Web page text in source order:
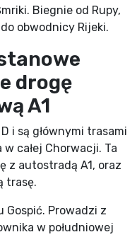
Biegnie od Rupy,
obwodnicy Rijeki.
drogę
A1
i są głównymi trasami
całej Chorwacji. Ta
z autostradą A1, oraz
trasę.
Gospić. Prowadzi z
w południowej